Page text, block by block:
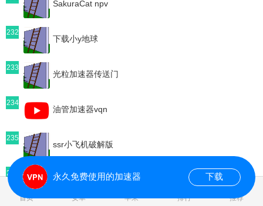
SakuraCat npv
232
下载小y地球
233
光粒加速器传送门
234
油管加速器vqn
235
ssr小飞机破解版
236
年付加速器vpm
首页 安卓 苹果 排行 推荐
永久免费使用的加速器 下载
0.965838s